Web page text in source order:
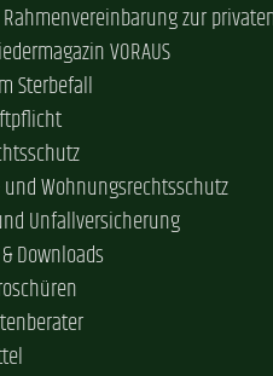
Rahmenvereinbarung zur
VORAUS
Sterbefall
Wohnungsrechtsschutz
Unfallversicherung
Downloads